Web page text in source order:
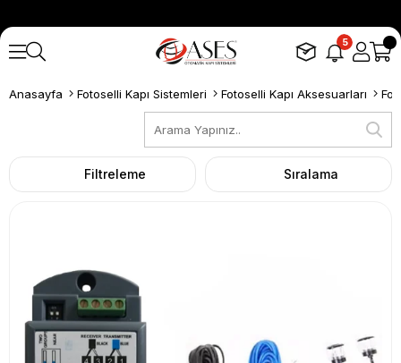
5
Anasayfa Fotoselli Kapı Sistemleri Fotoselli Kapı Aksesuarları
Filtreleme Sıralama